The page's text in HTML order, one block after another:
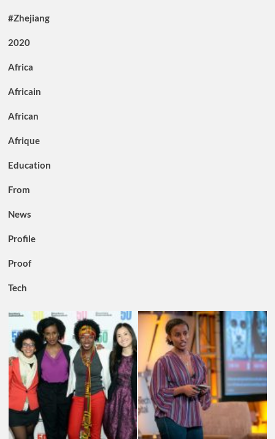
#Zhejiang
2020
Africa
Africain
African
Afrique
Education
From
News
Profile
Proof
Tech